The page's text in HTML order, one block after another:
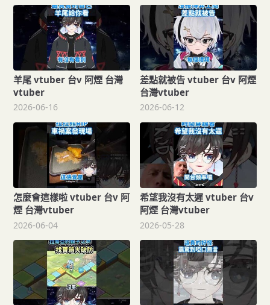
羊尾 vtuber 台v 阿煙 台灣
vtuber
2026-06-16
差點就被告 vtuber 台v 阿煙
台灣vtuber
2026-06-12
怎麼會這樣啦 vtuber 台v 阿
煙 台灣vtuber
2026-06-04
希望我沒有太遲 vtuber 台v
阿煙 台灣vtuber
2026-05-28